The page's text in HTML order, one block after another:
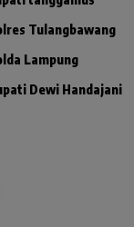
Tulangbawang
Lampung
Dewi Handajani